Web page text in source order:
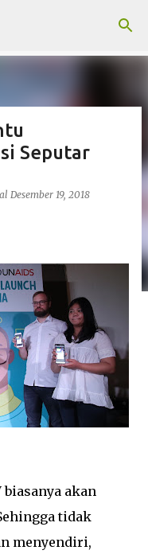
utama
Seputar
Desember 19, 2018
akan
tidak
menyendiri,